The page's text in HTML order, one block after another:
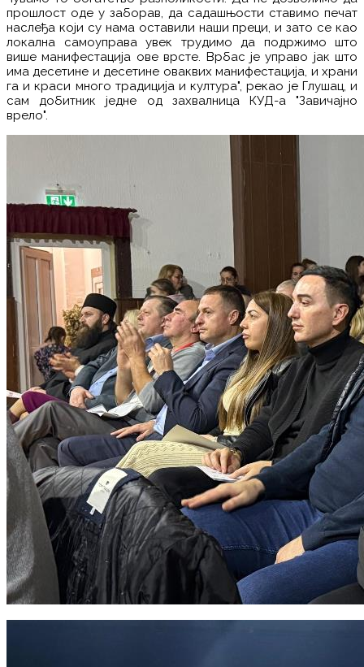
прошлост оде у заборав, да садашњости ставимо печат
наслеђа који су нама оставили наши преци, и зато се као
локална самоуправа увек трудимо да подржимо што
више манифестација ове врсте. Врбас је управо јак што
има десетине и десетине оваквих манифестација, и храни
га и краси много традиција и култура", рекао је Глушац, и
сам добитник једне од захвалница КУД-а "Завичајно
врело".